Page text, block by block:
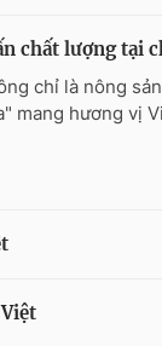
chất lượng tại
chỉ là nông
mang hương vị